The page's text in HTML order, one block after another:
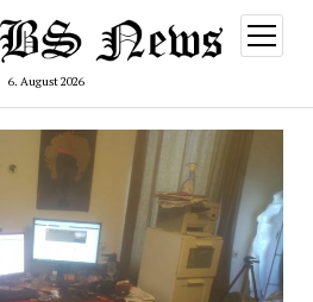
6. August 2026
Menü
öffnen